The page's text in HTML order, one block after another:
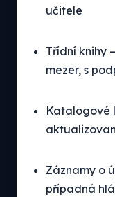
učitele
Třídní knihy
mezer, s
Katalogové
Záznamy o
případná